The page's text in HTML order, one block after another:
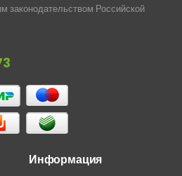
законодательством Российской
Информация